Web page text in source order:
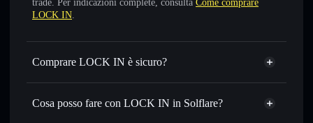
trade. Per indicazioni complete, consulta Come comprare
LOCK IN.
Comprare LOCK IN è sicuro?
LOCK IN token verificato
Cosa posso fare con LOCK IN in Solflare?